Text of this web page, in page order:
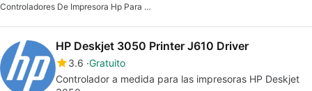
Controladores De Impresora Hp Para Windows 10
HP Deskjet 3050 Printer J610 Driver
3.6 Gratuito
Controlador a medida para las impresoras HP Deskjet